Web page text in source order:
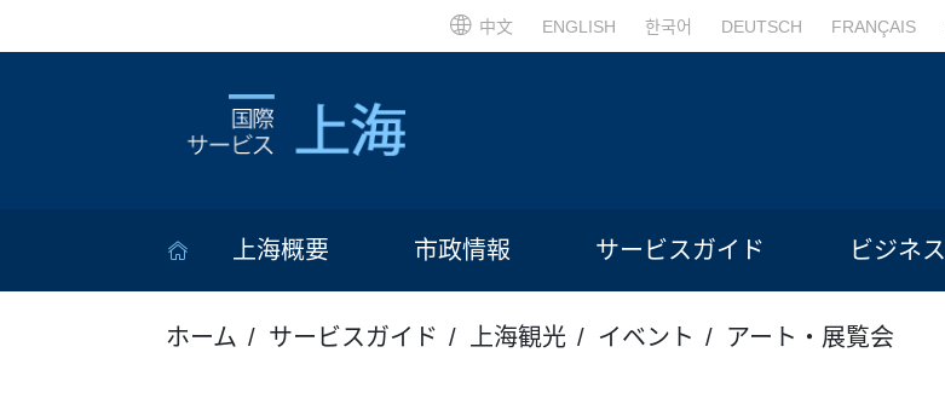
中文 ENGLISH 한국어 DEUTSCH FRANÇAIS
上海概要 市政情報 サービスガイド ビジネス
ホーム サービスガイド 上海観光 イベント アート・展覧会